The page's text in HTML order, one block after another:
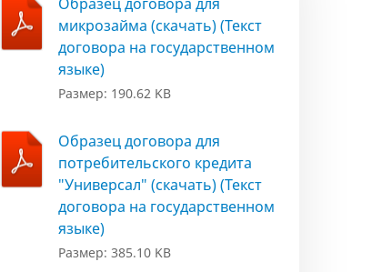
микрозайма (скачать) (Текст
договора на государственном
языке)
Размер: 190.62 KB
Образец договора для
потребительского кредита
"Универсал" (скачать) (Текст
договора на государственном
языке)
Размер: 385.10 KB